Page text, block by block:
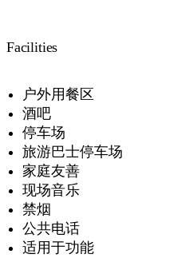
Facilities
户外用餐区
酒吧
停车场
旅游巴士停车场
家庭友善
现场音乐
禁烟
公共电话
适用于功能